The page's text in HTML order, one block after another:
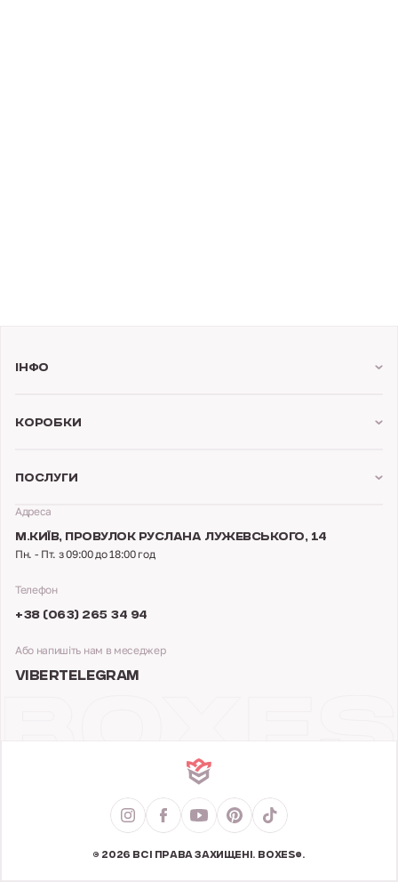
Адреса
М.КИЇВ,ПРОВУЛОК РУСЛАНА ЛУЖЕВСЬКОГО, 14
Пн. - Пт. з 09:00 до 18:00 год
Телефон
+38 (063) 265 34 94
Або напишіть нам в меседжер
VIBERTELEGRAM
Інфо
Коробки
Послуги
© 2026 ВСІ ПРАВА ЗАХИЩЕНІ. BOXES®.